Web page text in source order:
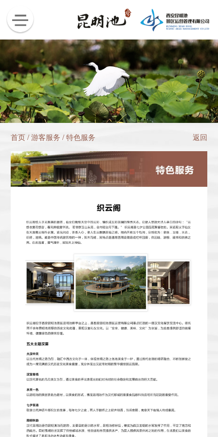
首页/游客服务 /特色服务 返回